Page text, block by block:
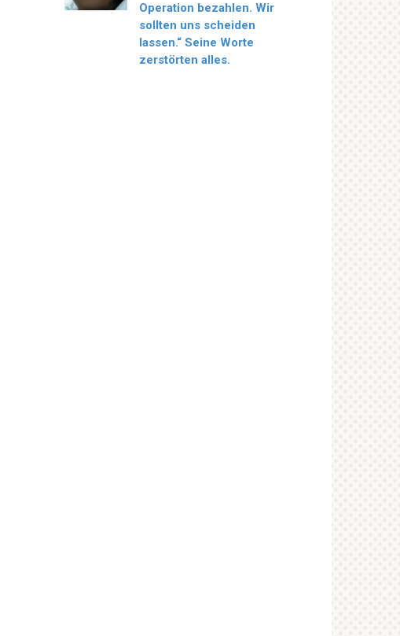
Operation bezahlen. Wir
sollten uns scheiden
lassen.“ Seine Worte
zerstörten alles.